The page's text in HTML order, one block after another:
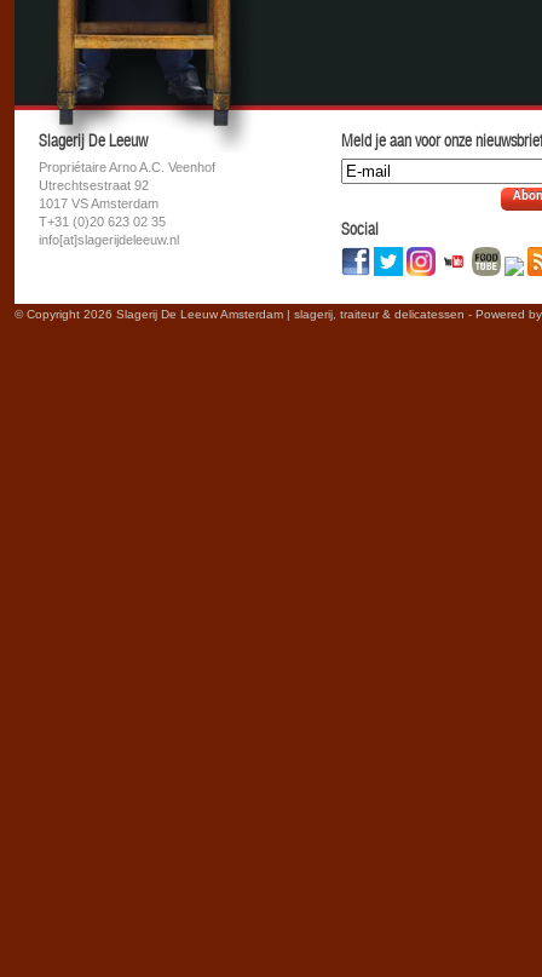
Slagerij De Leeuw
Propriétaire Arno A.C. Veenhof
Utrechtsestraat 92
1017 VS Amsterdam
T+31 (0)20 623 02 35
info[at]slagerijdeleeuw.nl
Meld je aan voor onze
Social
© Copyright 2026 Slagerij De Leeuw Amsterdam | slagerij, traiteur & delicatessen - Powered